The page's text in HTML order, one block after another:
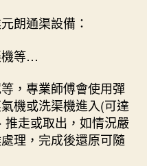
朗通渠設備：
機等…
，專業師傅會使用彈
機或洗渠機進入(可達
走或取出，如情況嚴
理，完成後還原可隨